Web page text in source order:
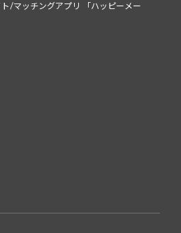
/マッチングアプリ 「ハッピーメー